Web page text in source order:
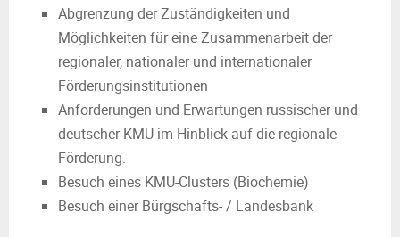
Abgrenzung der Zuständigkeiten und
Möglichkeiten für eine Zusammenarbeit der
regionaler, nationaler und internationaler
Förderungsinstitutionen
Anforderungen und Erwartungen russischer und
deutscher KMU im Hinblick auf die regionale
Förderung.
Besuch eines KMU-Clusters (Biochemie)
Besuch einer Bürgschafts- / Landesbank